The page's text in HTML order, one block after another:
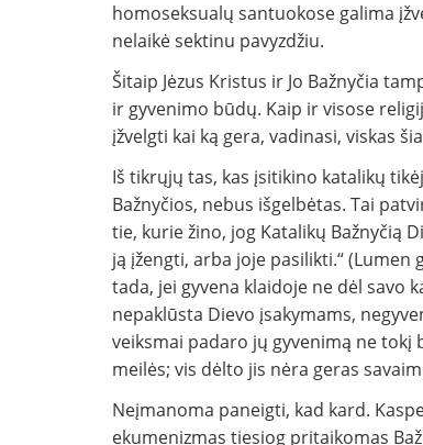
homoseksualų santuokose galima
nelaikė sektinu pavyzdžiu.
Šitaip Jėzus Kristus ir Jo Bažnyčia
ir gyvenimo būdų. Kaip ir visose
įžvelgti kai ką gera, vadinasi, viskas
Iš tikrųjų tas, kas įsitikino katalikų
Bažnyčios, nebus išgelbėtas. Tai
tie, kurie žino, jog Katalikų Bažnyčią
ją įžengti, arba joje pasilikti.“
tada, jei gyvena klaidoje ne dėl savo
nepaklūsta Dievo įsakymams,
veiksmai padaro jų gyvenimą ne tokį
meilės; vis dėlto jis nėra geras
Neįmanoma paneigti, kad kard.
ekumenizmas tiesiog pritaikomas